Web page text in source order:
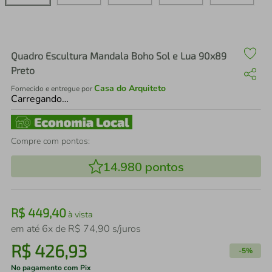
Quadro Escultura Mandala Boho Sol e Lua 90x89
Preto
Fornecido e entregue porCasa do Arquiteto
Carregando…
Compre com pontos:
14.980 pontos
R$ 449,40à vista
em até 6x de R$ 74,90 s/juros
R$ 426,93 -5%
No pagamento com Pix